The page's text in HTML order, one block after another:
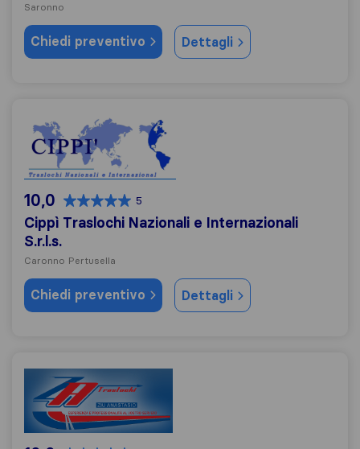
Saronno
Chiedi preventivo Dettagli
Cippì Traslochi Nazionali e Internazionali S.r.l.s.
10,0 5
Cippì Traslochi Nazionali e Internazionali
S.r.l.s.
Caronno Pertusella
Chiedi preventivo Dettagli
ZA Traslochi